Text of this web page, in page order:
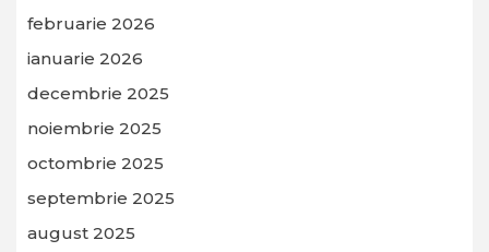
februarie 2026
ianuarie 2026
decembrie 2025
noiembrie 2025
octombrie 2025
septembrie 2025
august 2025